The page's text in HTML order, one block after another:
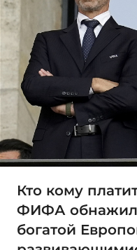
Кто кому
ФИФА обнажил
богатой